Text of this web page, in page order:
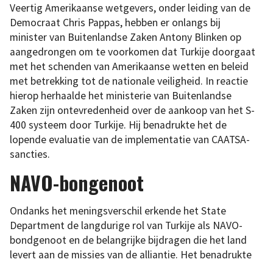
Veertig Amerikaanse wetgevers, onder leiding van de
Democraat Chris Pappas, hebben er onlangs bij
minister van Buitenlandse Zaken Antony Blinken op
aangedrongen om te voorkomen dat Turkije doorgaat
met het schenden van Amerikaanse wetten en beleid
met betrekking tot de nationale veiligheid. In reactie
hierop herhaalde het ministerie van Buitenlandse
Zaken zijn ontevredenheid over de aankoop van het S-
400 systeem door Turkije. Hij benadrukte het de
lopende evaluatie van de implementatie van CAATSA-
sancties.
NAVO-bongenoot
Ondanks het meningsverschil erkende het State
Department de langdurige rol van Turkije als NAVO-
bondgenoot en de belangrijke bijdragen die het land
levert aan de missies van de alliantie. Het benadrukte